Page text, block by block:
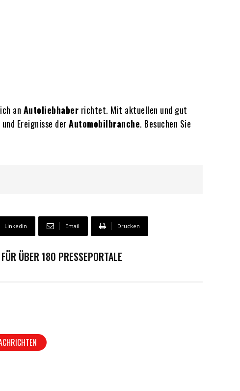
an Autoliebhaber richtet. Mit aktuellen und gut
Ereignisse derAutomobilbranche. Besuchen Sie
Linkedin Email Drucken
ÜBER 180 PRESSEPORTALE